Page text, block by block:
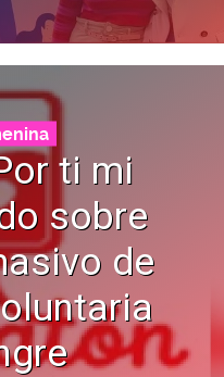
ti mi
sobre
de